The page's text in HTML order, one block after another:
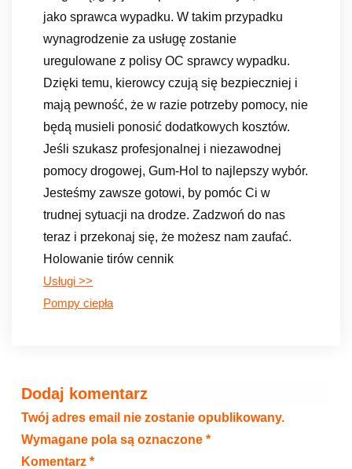
jako sprawca wypadku. W takim przypadku
wynagrodzenie za usługę zostanie
uregulowane z polisy OC sprawcy wypadku.
Dzięki temu, kierowcy czują się bezpieczniej i
mają pewność, że w razie potrzeby pomocy, nie
będą musieli ponosić dodatkowych kosztów.
Jeśli szukasz profesjonalnej i niezawodnej
pomocy drogowej, Gum-Hol to najlepszy wybór.
Jesteśmy zawsze gotowi, by pomóc Ci w
trudnej sytuacji na drodze. Zadzwoń do nas
teraz i przekonaj się, że możesz nam zaufać.
Holowanie tirów cennik
Usługi >>
Pompy ciepła
Dodaj komentarz
Twój adres email nie zostanie opublikowany.
Wymagane pola są oznaczone *
Komentarz *